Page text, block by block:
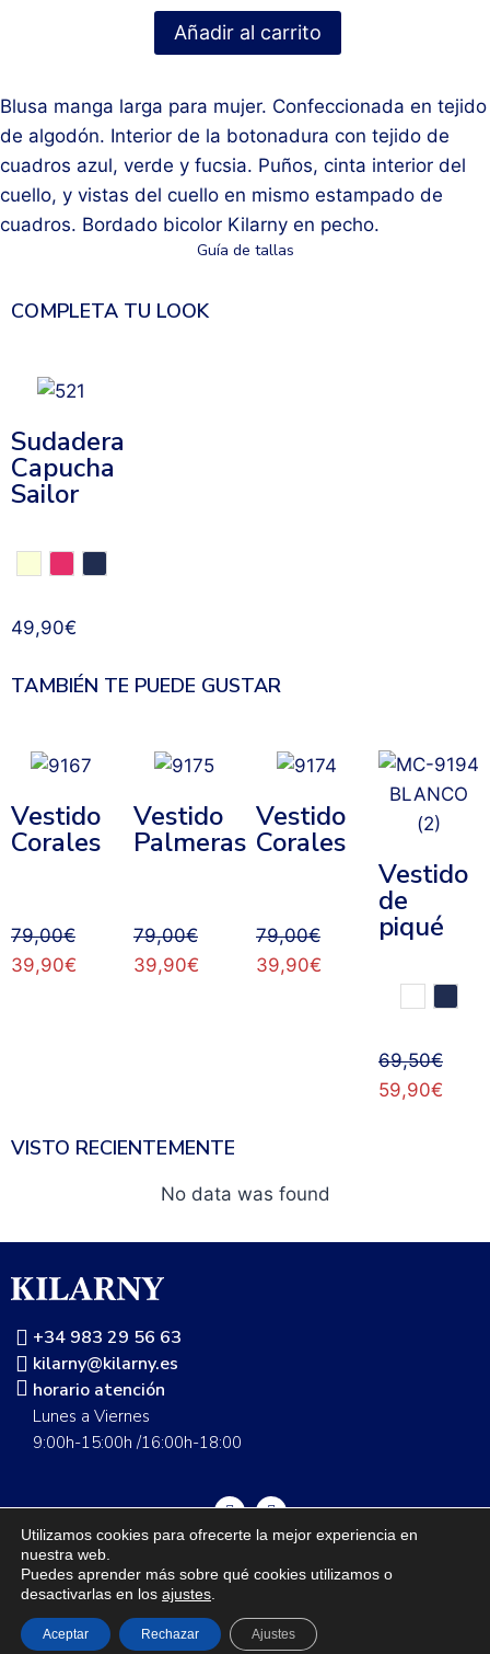
Añadir al carrito
Blusa manga larga para mujer. Confeccionada en tejido
de algodón. Interior de la botonadura con tejido de
cuadros azul, verde y fucsia. Puños, cinta interior del
cuello, y vistas del cuello en mismo estampado de
cuadros. Bordado bicolor Kilarny en pecho.
Guía de tallas
COMPLETA TU LOOK
Sudadera
Capucha
Sailor
49,90€
TAMBIÉN TE PUEDE GUSTAR
Vestido
Corales
79,00€
39,90€
Vestido
Palmeras
79,00€
39,90€
Vestido
Corales
79,00€
39,90€
Vestido
de
piqué
69,50€
59,90€
VISTO RECIENTEMENTE
No data was found
+34 983 29 56 63
kilarny@kilarny.es
horario atención
Lunes a Viernes
9:00h-15:00h /16:00h-18:00
Guía de talla Envíos Cambios y devoluciones
Nuestras tiendas
Contáctanos
Política de privacidad
Aviso legal
Utilizamos cookies para ofrecerte la mejor experiencia en
nuestra web.
Puedes aprender más sobre qué cookies utilizamos o
desactivarlas en los ajustes
Aceptar Rechazar Ajustes